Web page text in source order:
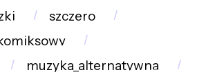
szczero
muzyka_alternatywna